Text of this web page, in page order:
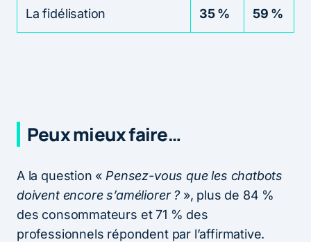
La fidélisation 35 % 59 %
Peux mieux faire…
A la question « Pensez-vous que les chatbots
doivent encore s’améliorer ?», plus de 84 %
des consommateurs et 71 % des
professionnels répondent par l’affirmative.